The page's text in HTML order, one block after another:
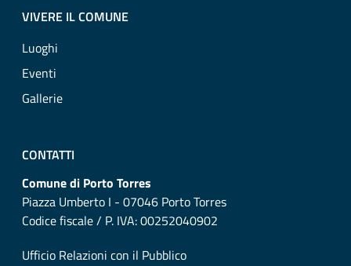
VIVERE IL COMUNE
Luoghi
Eventi
Gallerie
CONTATTI
Comune di Porto Torres
Piazza Umberto I - 07046 Porto Torres
Codice fiscale / P. IVA: 00252040902
Ufficio Relazioni con il Pubblico